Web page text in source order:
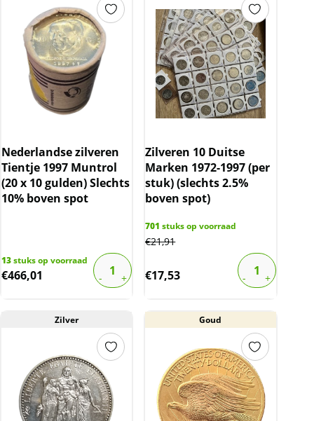
Nederlandse zilveren
Tientje 1997 Muntrol
(20 x 10 gulden) Slechts
10% boven spot
13stuks op voorraad
€466,01
Zilveren 10 Duitse
Marken 1972-1997 (per
stuk) (slechts 2.5%
boven spot)
701 stuks op voorraad
€21,91
€17,53
Zilver Goud